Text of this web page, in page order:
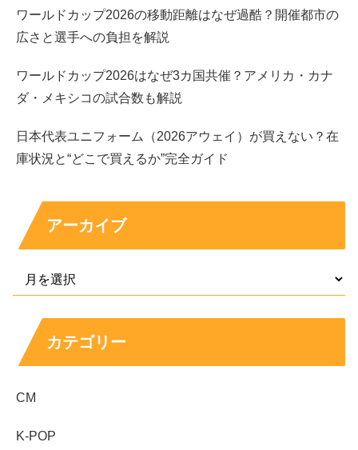
りはあります。白谷琢磨さんは個展を開催し、受賞歴もあ
り、作品が企業スペースや展示で扱われるケースも確認さ
さらに作品価格についても、数十万円クラスの小品が販売
ここから「あり得るレンジ」を置くなら、例えば小品の販
で、年300万円台から年800万円台
性があります。
ただしギャラリーの取り分、制作原価、運搬や保管などの
測です。
模が上がり、収入の上振れも起こり得ます。
4代目バチェロレッテ・平松里菜さん
ワールドカップ2026の移動距離はなぜ過酷？開催都市の
広さと選手への負担を解説
ワールドカップ2026はなぜ3カ国共催？アメリカ・カナ
ダ・メキシコの試合数も解説
日本代表ユニフォーム（2026アウェイ）が買えない？在
庫状況と“どこで買えるか”完全ガイド
アーカイブ
カテゴリー
CM
K-POP